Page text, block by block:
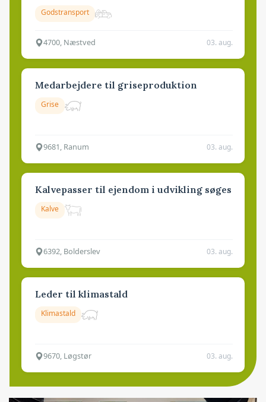
Godstransport
4700, Næstved 03. aug.
Medarbejdere til griseproduktion
Grise
9681, Ranum 03. aug.
Kalvepasser til ejendom i udvikling søges
Kalve
6392, Bolderslev 03. aug.
Leder til klimastald
Klimastald
9670, Løgstør 03. aug.